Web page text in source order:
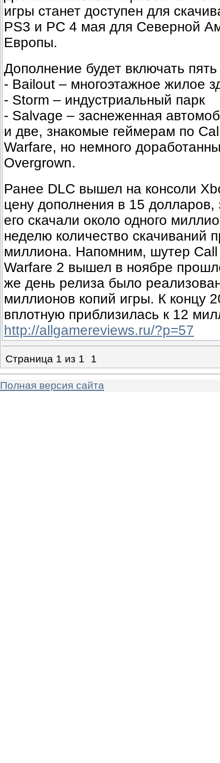
игры станет доступен для
PS3 и PC 4 мая для Северной
Европы.
Дополнение будет включать
- Bailout – многоэтажное жилое
- Storm – индустриальный парк
- Salvage – заснеженная
и две, знакомые геймерам по
Warfare, но немного
Overgrown.
Ранее DLC вышел на консоли
цену дополнения в 15
его скачали около одного
неделю количество скачиваний
миллиона. Напомним, шутер
Warfare 2 вышел в ноябре
же день релиза было
миллионов копий игры. К концу
вплотную приблизилась к 12
http://allgamereviews.ru/?p=57
Страница 1 из 1 1
Полная версия сайта